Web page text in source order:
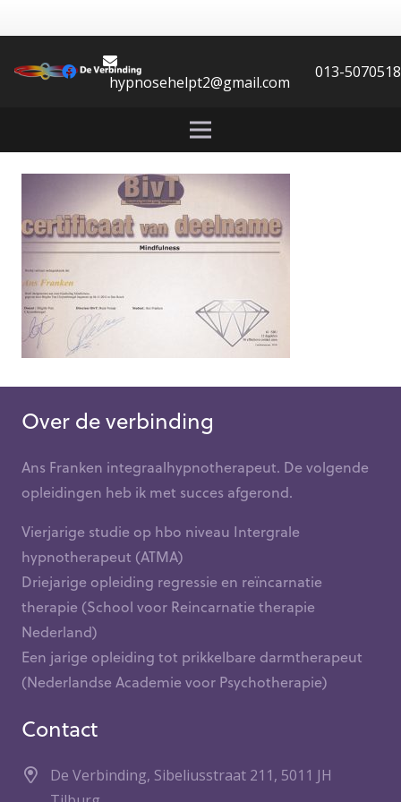
hypnosehelpt2@gmail.com
013-
Over de verbinding
Ans Franken integraalhypnotherapeut. De volgende
opleidingen heb ik met succes afgerond.
Vierjarige studie op hbo niveau Intergrale
hypnotherapeut (ATMA)
Driejarige opleiding regressie en reïncarnatie
therapie (School voor Reincarnatie therapie
Nederland)
Een jarige opleiding tot prikkelbare darmtherapeut
(Nederlandse Academie voor Psychotherapie)
Contact
De Verbinding, Sibeliusstraat 211, 5011 JH